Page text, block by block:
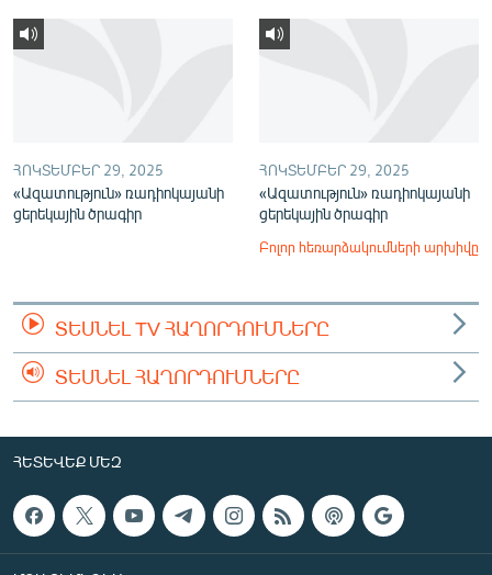
ՀՈԿՏԵՄԲԵՐ 29, 2025
«Ազատություն» ռադիոկայանի
ցերեկային ծրագիր
ՀՈԿՏԵՄԲԵՐ 29, 2025
«Ազատություն» ռադիոկայանի
ցերեկային ծրագիր
Բոլոր հեռարձակումների արխիվը
ՏԵՍՆԵԼ TV ՀԱՂՈՐԴՈՒՄՆԵՐԸ
ՏԵՍՆԵԼ ՀԱՂՈՐԴՈՒՄՆԵՐԸ
ՀԵՏԵՎԵՔ ՄԵԶ